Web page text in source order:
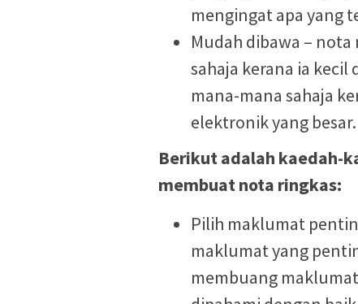
mengingat apa yang
Mudah dibawa –
sahaja kerana ia kecil
mana-mana sahaja
elektronik yang besar.
Berikut adalah kaedah-
membuat nota ringkas:
Pilih maklumat
maklumat yang
membuang